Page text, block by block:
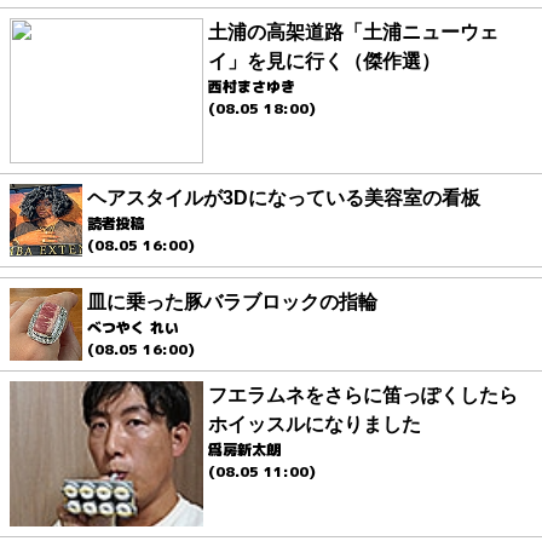
土浦の高架道路「土浦ニューウェ
イ」を見に行く（傑作選）
西村まさゆき
(08.05 18:00)
ヘアスタイルが3Dになっている美容室の看板
読者投稿
(08.05 16:00)
皿に乗った豚バラブロックの指輪
べつやく れい
(08.05 16:00)
フエラムネをさらに笛っぽくしたら
ホイッスルになりました
爲房新太朗
(08.05 11:00)